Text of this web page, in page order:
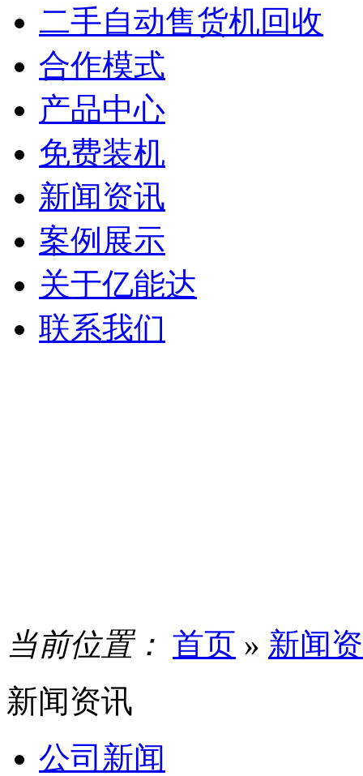
二手自动售货机回收
合作模式
产品中心
免费装机
新闻资讯
案例展示
关于亿能达
联系我们
当前位置： 首页 » 新闻
新闻资讯
公司新闻